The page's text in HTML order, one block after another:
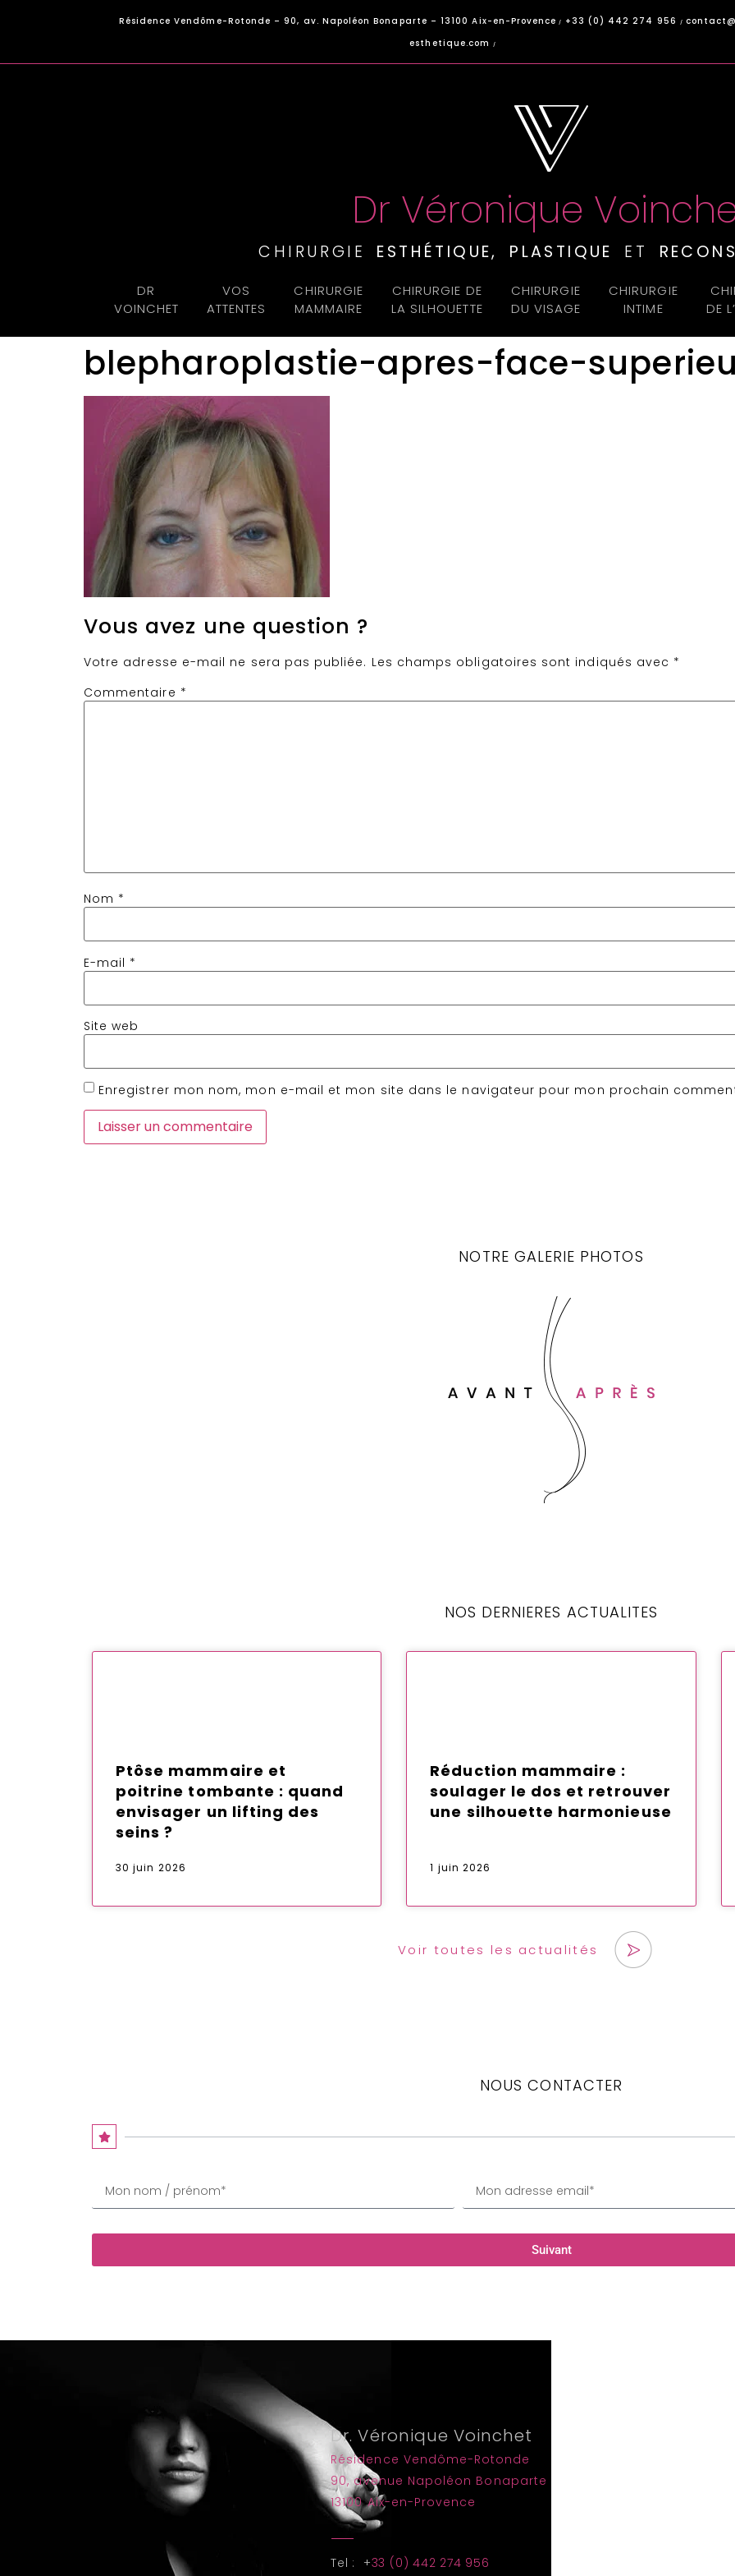
Résidence Vendôme-Rotonde – 90, av. Napoléon Bonaparte – 13100 Aix-en-Provence / +33 (0) 442 274 956 /
esthetique.com/
Dr Véronique
CHIRURGIE ESTHÉTIQUE, PLASTIQUE ET
DR
VOINCHET
VOS
ATTENTES
CHIRURGIE
MAMMAIRE
CHIRURGIE DE
LA SILHOUETTE
CHIRURGIE
DU VISAGE
CHIRURGIE
INTIME
DE
blepharoplastie-apres-face-
Vous avez une question ?
Votre adresse e-mail ne sera pas publiée. Les champs obligatoires sont indiqués avec *
Commentaire *
Nom *
E-mail *
Site web
Enregistrer mon nom, mon e-mail et mon site dans le navigateur pour mon prochain
NOTRE GALERIE PHOTOS
NOS DERNIERES ACTUALITES
Ptôse mammaire et
poitrine tombante : quand
envisager un lifting des
seins ?
30 juin 2026
Réduction mammaire :
soulager le dos et retrouver
une silhouette harmonieuse
1 juin 2026
Voir toutes les actualités
NOUS CONTACTER
Suivant
Dr. Véronique Voinchet
Résidence Vendôme-Rotonde
90, avenue Napoléon Bonaparte
13100 Aix-en-Provence
Tel : +33 (0) 442 274 956